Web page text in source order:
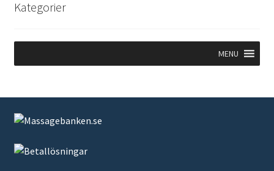
väljas
Kategorier
MENU